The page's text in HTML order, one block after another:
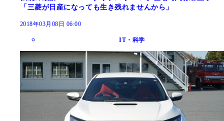
「三菱が日産になっても生き残れませんから」
2018年03月08日 06:00
IT・科学